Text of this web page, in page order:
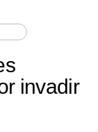
invadir